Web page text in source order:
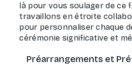
là pour vous soulager de ce
travaillons en étroite
pour personnaliser chaque
cérémonie significative et
Préarrangements et